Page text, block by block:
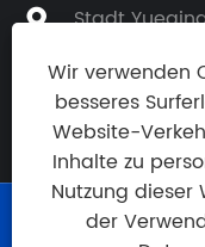

Stadt
Copyright ©
Wir verwenden
besseres
Website-
Inhalte zu
Nutzung dieser
der